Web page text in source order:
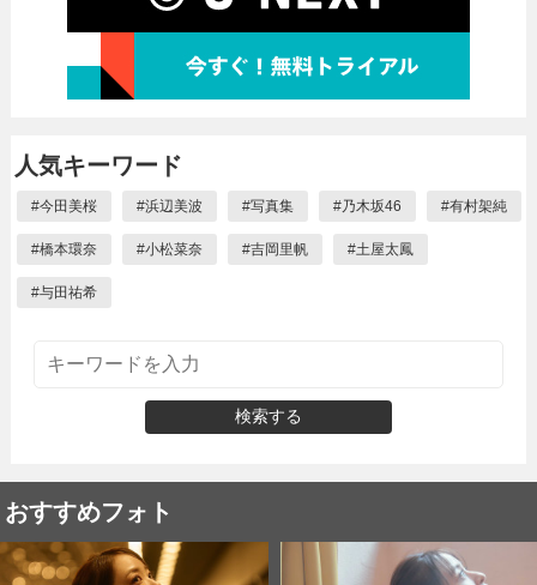
人気キーワード
#今田美桜 #浜辺美波 #写真集 #乃木坂46 #有村架純
#橋本環奈 #小松菜奈 #吉岡里帆 #土屋太鳳
#与田祐希
検索する
おすすめフォト